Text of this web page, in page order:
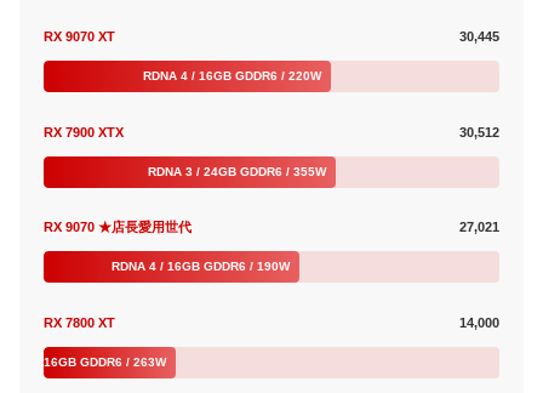
RX 9070 XT 30,445
RDNA 4 / 16GB GDDR6 / 220W
RX 7900 XTX 30,512
RDNA 3 / 24GB GDDR6 / 355W
RX 9070 ★店長愛用世代 27,021
RDNA 4 / 16GB GDDR6 / 190W
RX 7800 XT 14,000
3 / 16GB GDDR6 / 263W